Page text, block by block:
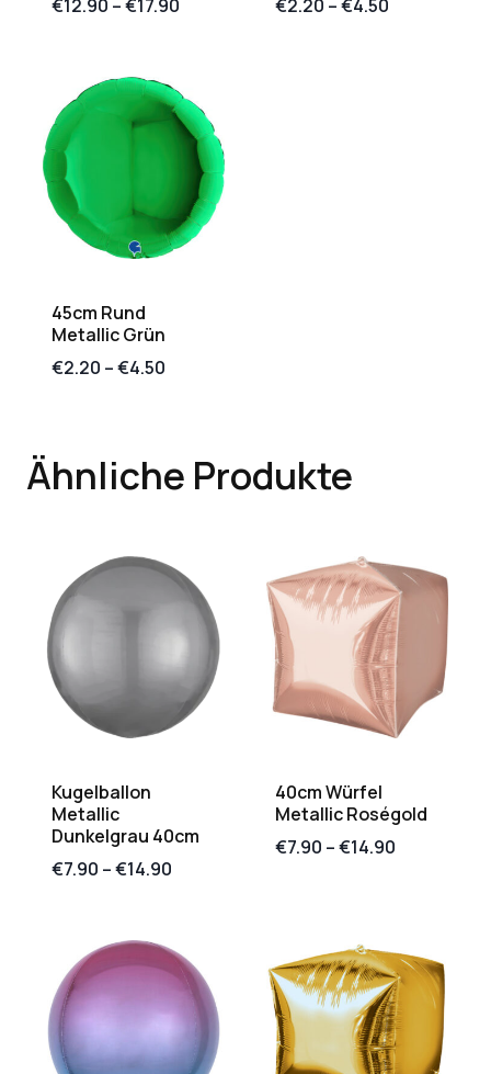
€12.90 –€17.90 €2.20 –€4.50
45cm Rund
Metallic Grün
€2.20 –€4.50
Ähnliche Produkte
Kugelballon
Metallic
Dunkelgrau 40cm
€7.90 –€14.90
40cm Würfel
Metallic Roségold
€7.90 –€14.90